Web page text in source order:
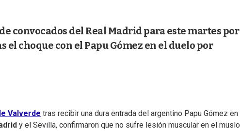
convocados del Real Madrid para este martes por
el choque con el Papu Gómez en el duelo por
Valverde tras recibir una dura entrada del argentino Papu Gómez en
y el Sevilla, confirmaron que no sufre lesión muscular en el muslo